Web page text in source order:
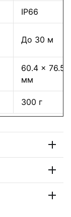
IP66
До 30 м
60.4 x 76.5
мм
300 г